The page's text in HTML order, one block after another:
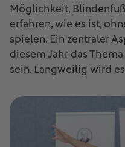
Möglichkeit,
erfahren, wie es ist,
spielen. Ein zentraler
diesem Jahr das
sein. Langweilig wird